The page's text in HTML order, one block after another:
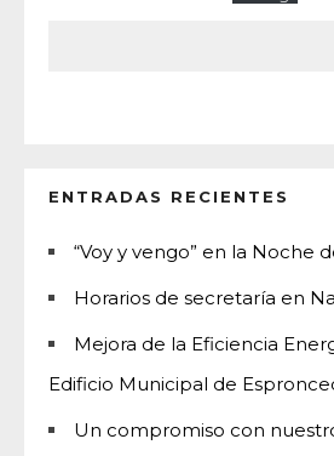
ENTRADAS RECIENTES
“Voy y vengo” en la Noche
Horarios de secretaría en
Mejora de la Eficiencia
Edificio Municipal de
Un compromiso con